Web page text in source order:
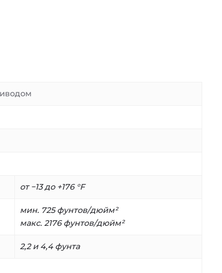
от −13 до +176 °F
мин. 725 фунтов/дюйм²
макс. 2176 фунтов/дюйм²
2,2 и 4,4 фунта